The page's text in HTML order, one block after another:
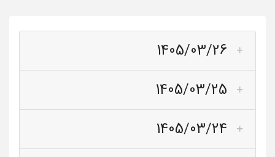
1405/03/26
1405/03/25
1405/03/24